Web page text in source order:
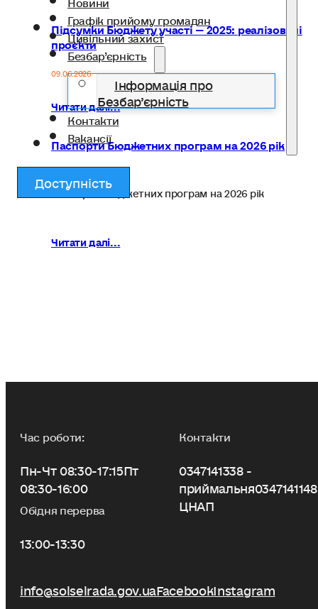
Графік прийому громадян
Цивільний захист
Безбар’єрність
Інформація про
Безбар’єрність
Контакти
Вакансії
Доступність
Підсумки Бюджету участі — 2025: реалізовані
проєкти
09.06.2026
Читати далі...
Паспорти Бюджетних програм на 2026 рік
17.05.2026
Паспорти Бюджетних програм на 2026 рік
Читати далі...
Час роботи:
Пн-Чт 08:30-17:15Пт
08:30-16:00
Обідня перерва
13:00-13:30
Контакти
0347141338 -
приймальня
ЦНАП
info@solselrada.gov.uaFacebookInstagram